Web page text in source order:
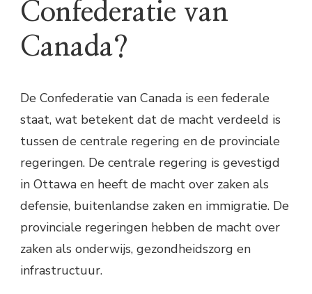
Confederatie van
Canada?
De Confederatie van Canada is een federale
staat, wat betekent dat de macht verdeeld is
tussen de centrale regering en de provinciale
regeringen. De centrale regering is gevestigd
in Ottawa en heeft de macht over zaken als
defensie, buitenlandse zaken en immigratie. De
provinciale regeringen hebben de macht over
zaken als onderwijs, gezondheidszorg en
infrastructuur.